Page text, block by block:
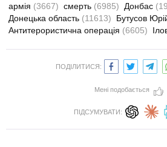
армія (3667) смерть (6985) Донбас
Донецька область (11613) Бутусов
Антитерористична операція (6605)
ПОДІЛИТИСЯ:
Мені подобається
ПІДСУМУВАТИ: